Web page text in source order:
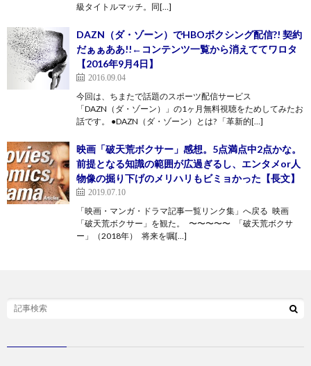
級タイトルマッチ。同[…]
DAZN（ダ・ゾーン）でHBOボクシング配信?! 契約
だぁぁああ!!←コンテンツ一覧から消えててワロタ
【2016年9月4日】
2016.09.04
今回は、ちまたで話題のスポーツ配信サービス
「DAZN（ダ・ゾーン）」の1ヶ月無料視聴をためしてみたお
話です。 ●DAZN（ダ・ゾーン）とは? 「革新的[…]
映画「破天荒ボクサー」感想。5点満点中2点かな。
前提となる知識の範囲が広過ぎるし、エンタメor人
物像の掘り下げのメリハリもビミョかった【長文】
2019.07.10
「映画・マンガ・ドラマ記事一覧リンク集」へ戻る 映画
「破天荒ボクサー」を観た。 〜〜〜〜〜 「破天荒ボクサ
ー」（2018年） 将来を嘱[…]